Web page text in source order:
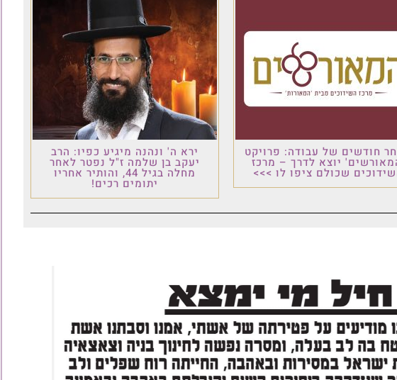
חודשים של עבודה: פרויקט
יוצא לדרך – מרכז
שכולם ציפו לו >>>
ירא ה' ונהנה מיגיע כפיו: הרב
יעקב בן שלמה ז"ל נפטר לאחר
מחלה בגיל 44, והותיר אחריו
יתומים רכים!